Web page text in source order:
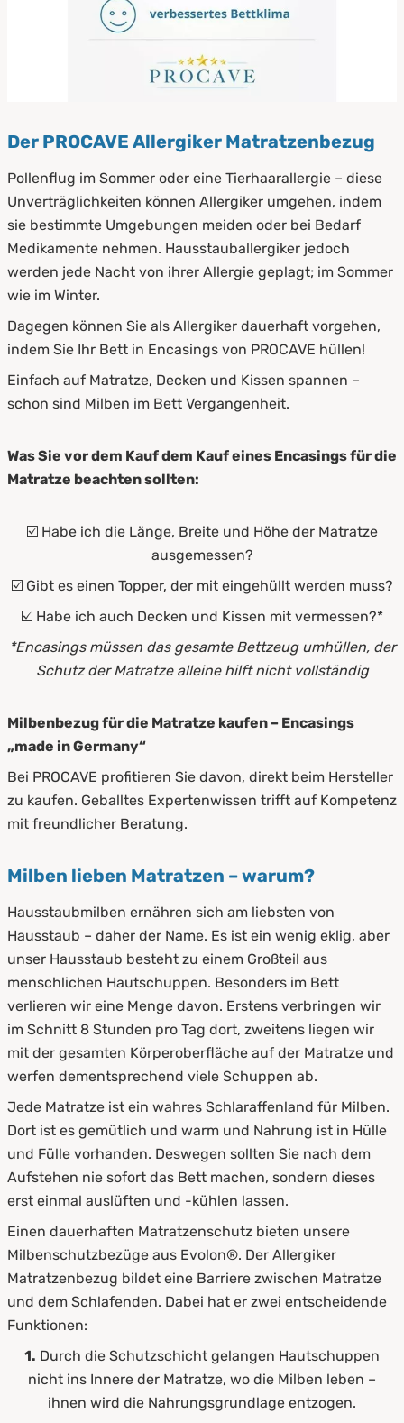
Der PROCAVE Allergiker Matratzenbezug
Pollenflug im Sommer oder eine Tierhaarallergie – diese
Unverträglichkeiten können Allergiker umgehen, indem
sie bestimmte Umgebungen meiden oder bei Bedarf
Medikamente nehmen. Hausstauballergiker jedoch
werden jede Nacht von ihrer Allergie geplagt; im Sommer
wie im Winter.
Dagegen können Sie als Allergiker dauerhaft vorgehen,
indem Sie Ihr Bett in Encasings von PROCAVE hüllen!
Einfach auf Matratze, Decken und Kissen spannen –
schon sind Milben im Bett Vergangenheit.
Was Sie vor dem Kauf dem Kauf eines Encasings für die
Matratze beachten sollten:
☑️ Habe ich die Länge, Breite und Höhe der Matratze
ausgemessen?
☑️ Gibt es einen Topper, der mit eingehüllt werden muss?
☑️ Habe ich auch Decken und Kissen mit vermessen?*
*Encasings müssen das gesamte Bettzeug umhüllen, der
Schutz der Matratze alleine hilft nicht vollständig
Milbenbezug für die Matratze kaufen – Encasings
„made in Germany“
Bei PROCAVE profitieren Sie davon, direkt beim Hersteller
zu kaufen. Geballtes Expertenwissen trifft auf Kompetenz
mit freundlicher Beratung.
Milben lieben Matratzen – warum?
Hausstaubmilben ernähren sich am liebsten von
Hausstaub – daher der Name. Es ist ein wenig eklig, aber
unser Hausstaub besteht zu einem Großteil aus
menschlichen Hautschuppen. Besonders im Bett
verlieren wir eine Menge davon. Erstens verbringen wir
im Schnitt 8 Stunden pro Tag dort, zweitens liegen wir
mit der gesamten Körperoberfläche auf der Matratze und
werfen dementsprechend viele Schuppen ab.
Jede Matratze ist ein wahres Schlaraffenland für Milben.
Dort ist es gemütlich und warm und Nahrung ist in Hülle
und Fülle vorhanden. Deswegen sollten Sie nach dem
Aufstehen nie sofort das Bett machen, sondern dieses
erst einmal auslüften und -kühlen lassen.
Einen dauerhaften Matratzenschutz bieten unsere
Milbenschutzbezüge aus Evolon®. Der Allergiker
Matratzenbezug bildet eine Barriere zwischen Matratze
und dem Schlafenden. Dabei hat er zwei entscheidende
Funktionen:
1. Durch die Schutzschicht gelangen Hautschuppen
nicht ins Innere der Matratze, wo die Milben leben –
ihnen wird die Nahrungsgrundlage entzogen.